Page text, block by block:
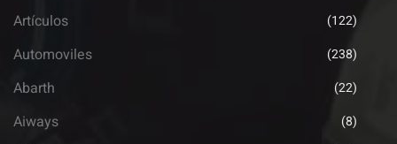
Artículos (122)
Automoviles (238)
Abarth (22)
Aiways (8)